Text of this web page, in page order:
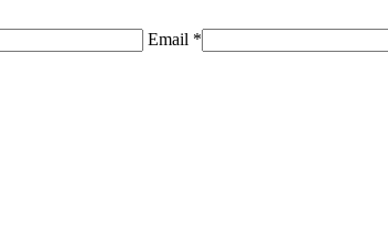
Email *